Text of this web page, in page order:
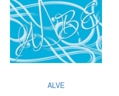
ALVE